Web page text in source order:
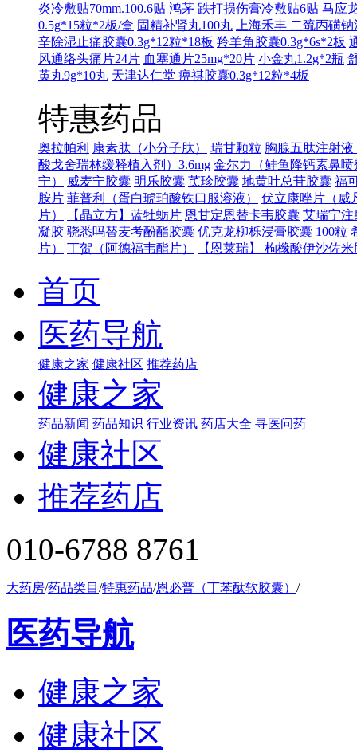
炎冷敷贴70mm.100.6贴 鸿茅 跌打损伤膏冷敷贴6贴 马应
0.5g*15粒*2板/盒 固精补肾丸100丸
上海禾丰 二巯丙磺
辛除湿止痛胶囊0.3g*12粒*18板 羚羊角胶囊0.3g*6s*2板
风通络头痛片24片 血塞通片25mg*20片 小金丸1.2g*2瓶
黄丸9g*10丸 天津达仁堂 痹祺胶囊0.3g*12粒*4板
特惠药品
奥拉帕利 康素肽（小分子肽） 瑞甘颗粒 胸腺五肽注射液
酸戈舍瑞林缓释植入剂）3.6mg 金尔力（鲑鱼降钙素鼻喷
宁）
威麦宁胶囊 明乐胶囊 芪珍胶囊 地黄叶总苷胶囊 福
胺片 菲普利（蛋白琥珀酸铁口服溶液）
伏立康唑片（威
片）
【晶立方】蓝牡蛎片 恩甘定恩替卡韦胶囊 艾瑞宁注
凝胶 骁悉吗替麦考酚酯胶囊 优克龙柳栎浸膏胶囊 100粒
片）
丁贺（阿德福韦酯片） 【恩莱瑞】 枸橼酸伊沙佐米
首页
医药导航
健康之家 健康社区 推荐药店
健康之家
药品新闻 药品知识 行业资讯 药店大全 寻医问药
健康社区
推荐药店
010-6788 8761
大药房/药品类目 /特惠药品/恩必普（丁苯酞软胶囊） /
医药导航
健康之家
健康社区